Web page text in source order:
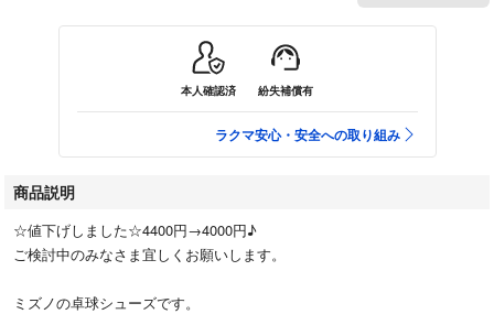
本人確認済 紛失補償有
ラクマ安心・安全への取り組み
商品説明
☆値下げしました☆4400円→4000円♪
ご検討中のみなさま宜しくお願いします。
ミズノの卓球シューズです。